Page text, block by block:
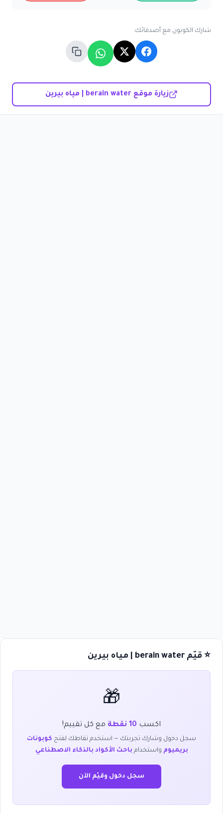
شارك الكوبون مع أصدقائك:
زيارة موقع berain water | مياه بيرين
⭐ قيّم berain water | مياه بيرين
🎁
اكسب 10 نقطة مع كل تقييم!
سجل دخول وشارك تجربتك — استخدم نقاطك لفتح كوبونات
بريميوم واستخدام باحث الأكواد بالذكاء الاصطناعي
سجل دخول وقيّم الآن